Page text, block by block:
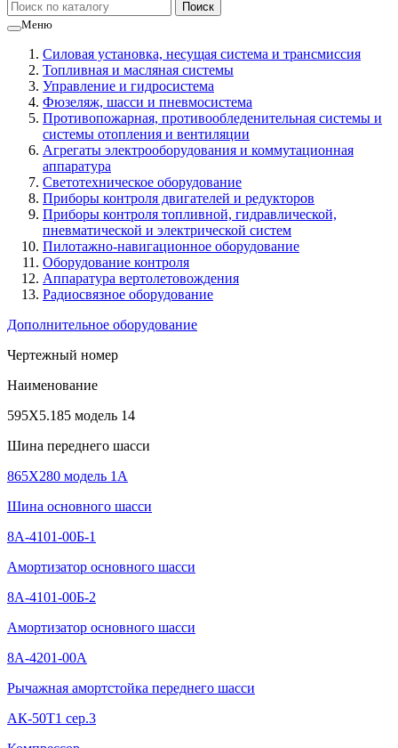
Меню
Силовая установка, несущая система и трансмиссия
Топливная и масляная системы
Управление и гидросистема
Фюзеляж, шасси и пневмосистема
Противопожарная, противообледенительная системы и
системы отопления и вентиляции
Агрегаты электрооборудования и коммутационная
аппаратура
Светотехническое оборудование
Приборы контроля двигателей и редукторов
Приборы контроля топливной, гидравлической,
пневматической и электрической систем
Пилотажно-навигационное оборудование
Оборудование контроля
Аппаратура вертолетовождения
Радиосвязное оборудование
Дополнительное оборудование
Чертежный номер
Наименование
595Х5.185 модель 14
Шина переднего шасси
865Х280 модель 1А
Шина основного шасси
8А-4101-00Б-1
Амортизатор основного шасси
8А-4101-00Б-2
Амортизатор основного шасси
8А-4201-00А
Рычажная амортстойка переднего шасси
АК-50Т1 сер.3